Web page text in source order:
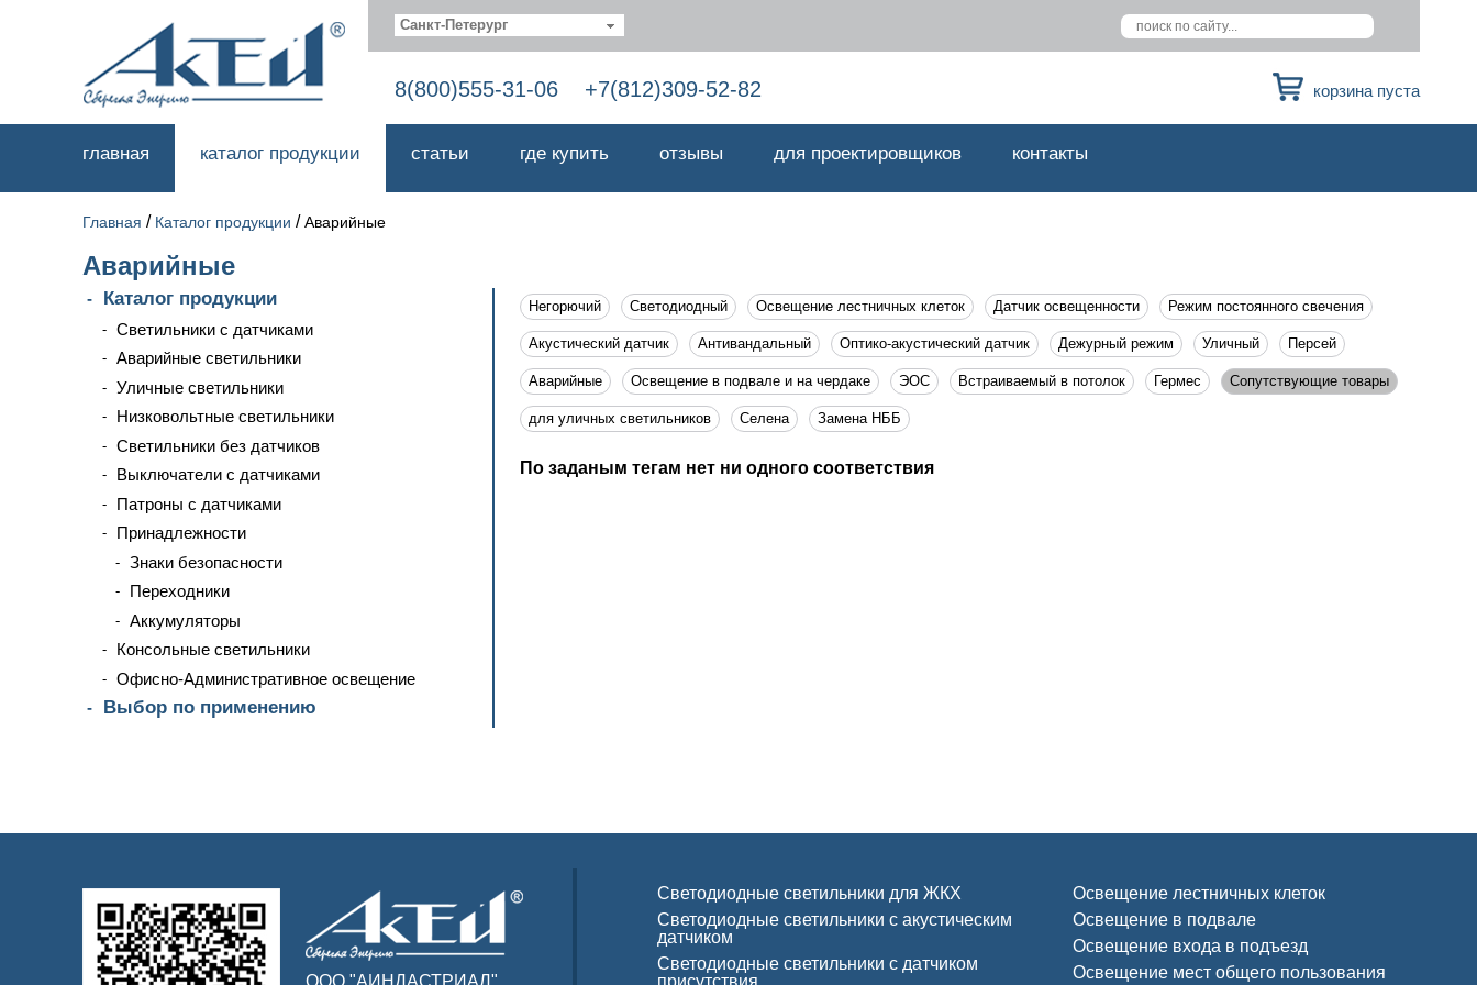
Санкт-Петерург
8(800)555-31-06 +7(812)309-52-82 корзина пуста
главная каталог продукции статьи где купить отзывы для проектировщиков контакты
Главная / Каталог продукции /Аварийные
Аварийные
Каталог продукции
Светильники с датчиками
Аварийные светильники
Уличные светильники
Низковольтные светильники
Светильники без датчиков
Выключатели с датчиками
Патроны с датчиками
Принадлежности
Знаки безопасности
Переходники
Аккумуляторы
Консольные светильники
Офисно-Административное освещение
Выбор по применению
Негорючий Светодиодный Освещение лестничных клеток Датчик освещенности Режим постоянного свечения
Акустический датчик Антивандальный Оптико-акустический датчик Дежурный режим Уличный Персей
Аварийные Освещение в подвале и на чердаке ЭОС Встраиваемый в потолок Гермес Сопутствующие товары
для уличных светильников Селена Замена НББ
По заданым тегам нет ни одного соответствия
ООО "АИНДАСТРИАЛ"
Светодиодные светильники для ЖКХ
Светодиодные светильники с акустическим
датчиком
Светодиодные светильники с датчиком
присутствия
Освещение лестничных клеток
Освещение в подвале
Освещение входа в подъезд
Освещение мест общего пользования